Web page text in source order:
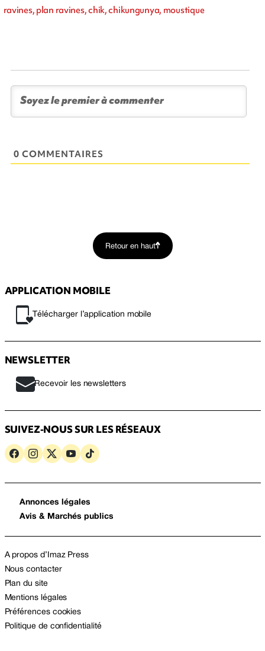
ravines, plan ravines, chik, chikungunya, moustique
0 COMMENTAIRES
Retour en haut
APPLICATION MOBILE
Télécharger l’application mobile
NEWSLETTER
Recevoir les newsletters
SUIVEZ-NOUS SUR LES RÉSEAUX
Annonces légales
Avis & Marchés publics
A propos d’Imaz Press
Nous contacter
Plan du site
Mentions légales
Préférences cookies
Politique de confidentialité